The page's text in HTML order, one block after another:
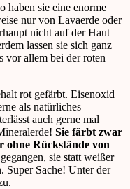
haben sie eine enorme
nur von Lavaerde oder
nicht auf der Haut
lassen sie sich ganz
vor allem bei der roten
rot gefärbt. Eisenoxid
als natürliches
auch gerne mal
Sie färbt zwar
ohne Rückstände von
sie statt weißer
Super Sache! Unter der